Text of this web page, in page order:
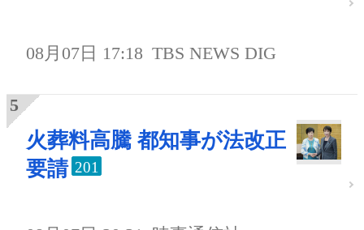
08月07日 17:18 TBS NEWS DIG
火葬料高騰 都知事が法改正
要請 201